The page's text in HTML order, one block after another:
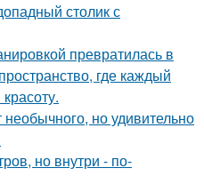
столик с
превратилась в
где каждый
необычного, но удивительно
но внутри - по-